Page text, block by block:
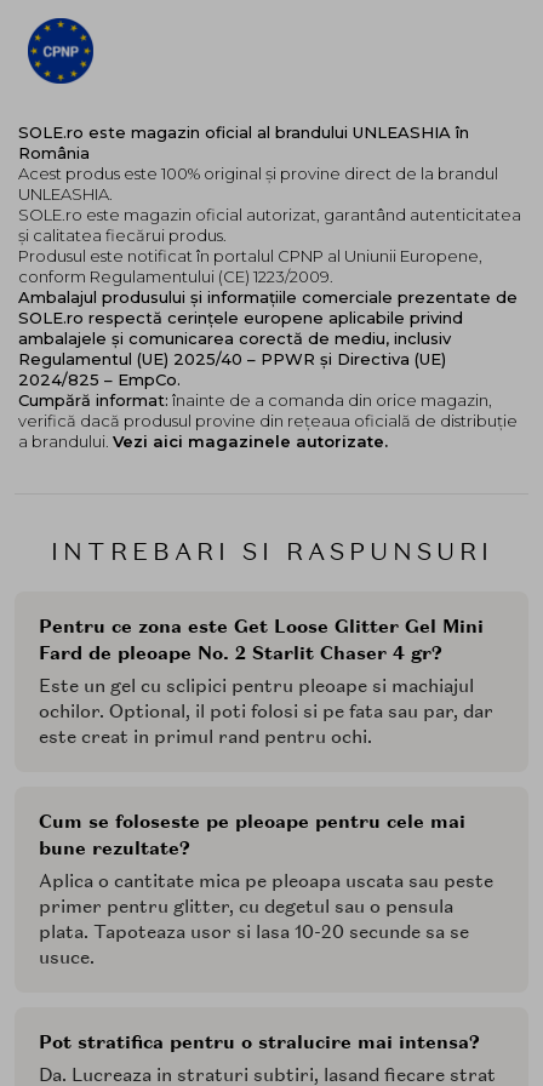
INTREBARI SI RASPUNSURI
Pentru ce zona este Get Loose Glitter Gel Mini
Fard de pleoape No. 2 Starlit Chaser 4 gr?
Este un gel cu sclipici pentru pleoape si machiajul
ochilor. Optional, il poti folosi si pe fata sau par, dar
este creat in primul rand pentru ochi.
Cum se foloseste pe pleoape pentru cele mai
bune rezultate?
Aplica o cantitate mica pe pleoapa uscata sau peste
primer pentru glitter, cu degetul sau o pensula
plata. Tapoteaza usor si lasa 10-20 secunde sa se
usuce.
Pot stratifica pentru o stralucire mai intensa?
Da. Lucreaza in straturi subtiri, lasand fiecare strat
sigur pentru fata, corp si par
aplicare facila si control al intensitatii prin
stratificare
No.1 Aurora Catcher: un amestec multicolor de
roz, galben si albastru cu reflexii inspirate de
aurorele nordice
No.2Starlit Chaser: glitter cosmic in tonuri de
mov, albastru, roz si verde pentru un efect de cer
instelat
No.3Gold Obsessor: tonuri aurii calde si reflexe
metalice pentru accente dramatice
No.4 Love Dreamer: roz luminos cu reflexii mov si
albastre, ideal pentru un look romantic si diafan
No.5Diamond Stealer: sclipici argintiu cu reflexii
reci, ca un efect de diamant
No.6Sunset Lover: portocaliu, galben si auriu
jucaus
o aderenta mai buna. Lasa produsul sa se usuce
complet pentru a fixa glitterul si a obtine un efect clar
si uniform. Poate fi folosit pe fata, corp, maini sau par,
oferind un accent de lumina oriunde doresti.
UnleashiaGet Loose Glitter Geltransforma machiajul
momente in care vrei sa iesi in evidenta.
SOLE.ro este magazin oficial al brandului UNLEASHIA în
România
Acest produs este 100% original și provine direct de la brandul
UNLEASHIA.
SOLE.ro este magazin oficial autorizat, garantând autenticitatea
și calitatea fiecărui produs.
Produsul este notificat în portalul CPNP al Uniunii Europene,
conform Regulamentului (CE) 1223/2009.
Ambalajul produsului și informațiile comerciale prezentate de
SOLE.ro respectă cerințele europene aplicabile privind
ambalajele și comunicarea corectă de mediu, inclusiv
Regulamentul (UE) 2025/40 – PPWR și Directiva (UE)
2024/825 – EmpCo.
Cumpără informat: înainte de a comanda din orice magazin,
verifică dacă produsul provine din rețeaua oficială de distribuție
a brandului. Vezi aici magazinele autorizate.